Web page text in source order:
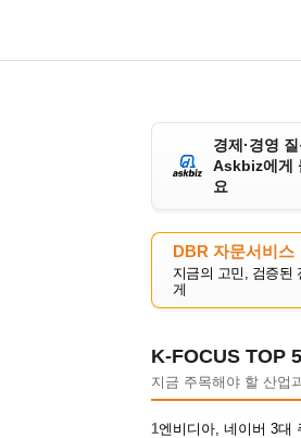
경제·경영
Askbiz에게
요
DBR 자문서비스
지금의 고민, 검증된
게
K-FOCUS TOP 5
지금 주목해야 할 산업
1엔비디아, 네이버 3대